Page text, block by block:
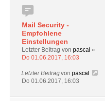
Mail Security -
Empfohlene
Einstellungen
Letzter Beitrag von pascal «
Do 01.06.2017, 16:03
Letzter Beitragvon pascal
Do 01.06.2017, 16:03